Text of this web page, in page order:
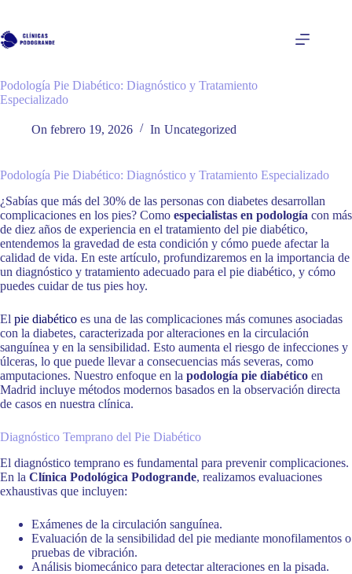
contenido
Podología Pie Diabético: Diagnóstico y Tratamiento
Especializado
On febrero 19, 2026 In Uncategorized
Podología Pie Diabético: Diagnóstico y Tratamiento Especializado
¿Sabías que más del 30% de las personas con diabetes desarrollan
complicaciones en los pies? Como especialistas en podología con más
de diez años de experiencia en el tratamiento del pie diabético,
entendemos la gravedad de esta condición y cómo puede afectar la
calidad de vida. En este artículo, profundizaremos en la importancia de
un diagnóstico y tratamiento adecuado para el pie diabético, y cómo
puedes cuidar de tus pies hoy.
El pie diabético es una de las complicaciones más comunes asociadas
con la diabetes, caracterizada por alteraciones en la circulación
sanguínea y en la sensibilidad. Esto aumenta el riesgo de infecciones y
úlceras, lo que puede llevar a consecuencias más severas, como
amputaciones. Nuestro enfoque en la podología pie diabético en
Madrid incluye métodos modernos basados en la observación directa
de casos en nuestra clínica.
Diagnóstico Temprano del Pie Diabético
El diagnóstico temprano es fundamental para prevenir complicaciones.
En la Clínica Podológica Podogrande, realizamos evaluaciones
exhaustivas que incluyen:
Exámenes de la circulación sanguínea.
Evaluación de la sensibilidad del pie mediante monofilamentos o
pruebas de vibración.
Análisis biomecánico para detectar alteraciones en la pisada.